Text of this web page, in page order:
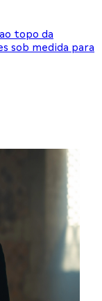
topo da
sob medida para